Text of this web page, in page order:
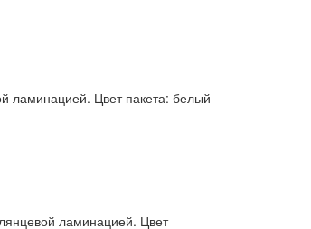
ламинацией. Цвет пакета: белый
ламинацией. Цвет